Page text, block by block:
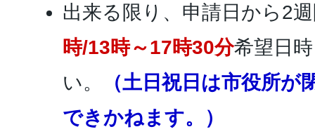
出来る限り、申請日から2
時/13時～17時30分希望日
い。
（土日祝日は市役所
できかねます。）